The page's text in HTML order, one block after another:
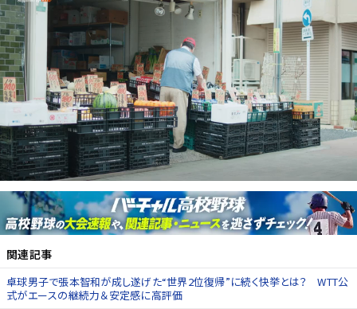
関連記事
卓球男子で張本智和が成し遂げた“世界2位復帰”に続く快挙とは？ WTT公
式がエースの継続力＆安定感に高評価